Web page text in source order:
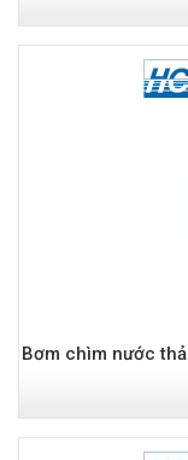
Bơm chìm nước